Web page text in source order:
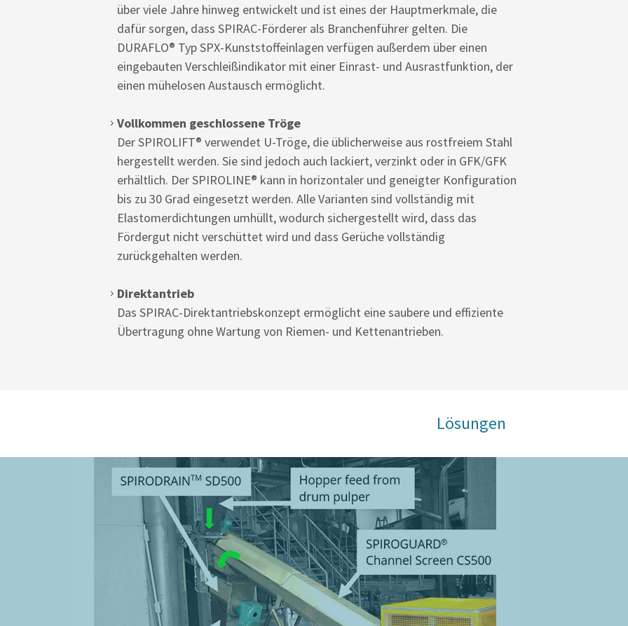
über viele Jahre hinweg entwickelt und ist eines der Hauptmerkmale, die
dafür sorgen, dass SPIRAC-Förderer als Branchenführer gelten. Die
DURAFLO® Typ SPX-Kunststoffeinlagen verfügen außerdem über einen
eingebauten Verschleißindikator mit einer Einrast- und Ausrastfunktion, der
einen mühelosen Austausch ermöglicht.
Vollkommen geschlossene Tröge
Der SPIROLIFT® verwendet U-Tröge, die üblicherweise aus rostfreiem Stahl
hergestellt werden. Sie sind jedoch auch lackiert, verzinkt oder in GFK/GFK
erhältlich. Der SPIROLINE® kann in horizontaler und geneigter Konfiguration
bis zu 30 Grad eingesetzt werden. Alle Varianten sind vollständig mit
Elastomerdichtungen umhüllt, wodurch sichergestellt wird, dass das
Fördergut nicht verschüttet wird und dass Gerüche vollständig
zurückgehalten werden.
Direktantrieb
Das SPIRAC-Direktantriebskonzept ermöglicht eine saubere und effiziente
Übertragung ohne Wartung von Riemen- und Kettenantrieben.
Lösungen